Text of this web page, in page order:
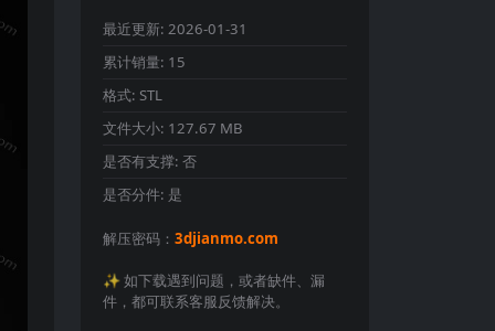
最近更新: 2026-01-31
累计销量: 15
格式: STL
文件大小: 127.67 MB
是否有支撑: 否
是否分件: 是
解压密码： 3djianmo.com
✨️ 如下载遇到问题，或者缺件、漏
件，都可联系客服反馈解决。